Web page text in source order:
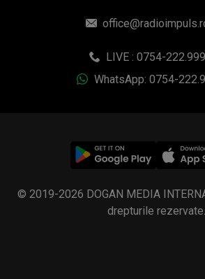
LIVE : 0754-222.999
WhatsApp: 0754-
© 2019-2026 DOGAN MEDIA
drepturile rezervate.